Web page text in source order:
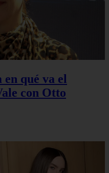
qué va el
con Otto